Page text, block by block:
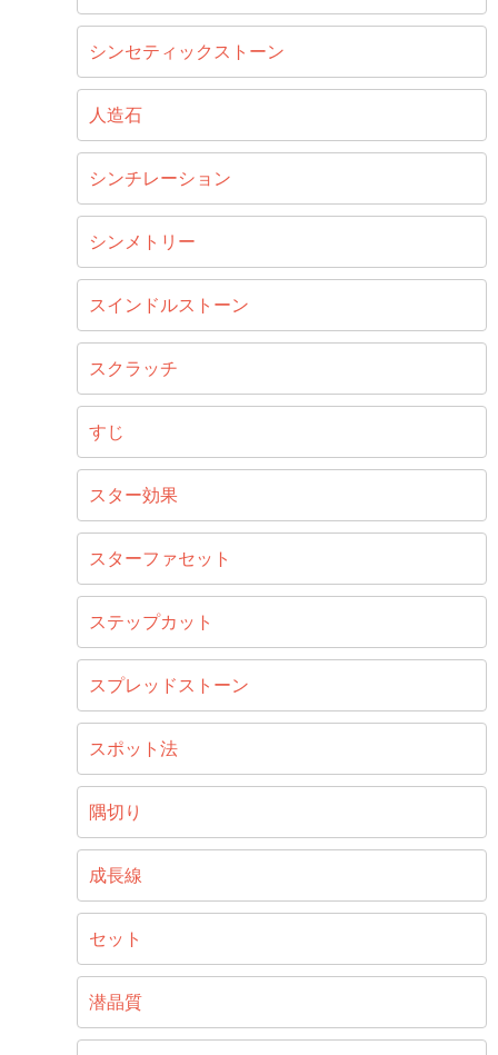
シンセティックストーン
人造石
シンチレーション
シンメトリー
スインドルストーン
スクラッチ
すじ
スター効果
スターファセット
ステップカット
スプレッドストーン
スポット法
隅切り
成長線
セット
潜晶質